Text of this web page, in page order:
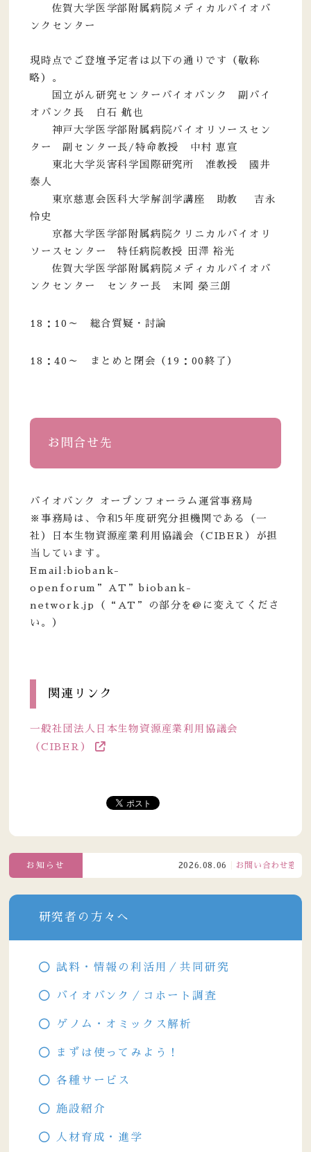
佐賀大学医学部附属病院メディカルバイオバ
ンクセンター
現時点でご登壇予定者は以下の通りです（敬称
略）。
国立がん研究センターバイオバンク 副バイ
オバンク長 白石 航也
神戸大学医学部附属病院バイオリソースセン
ター 副センター長/特命教授 中村 恵宣
東北大学災害科学国際研究所 准教授 國井
泰人
東京慈恵会医科大学解剖学講座 助教 吉永
怜史
京都大学医学部附属病院クリニカルバイオリ
ソースセンター 特任病院教授 田澤 裕光
佐賀大学医学部附属病院メディカルバイオバ
ンクセンター センター長 末岡 榮三朗
18：10～ 総合質疑・討論
18：40～ まとめと閉会（19：00終了）
お問合せ先
バイオバンク オープンフォーラム運営事務局
※事務局は、令和5年度研究分担機関である（一
社）日本生物資源産業利用協議会（CIBER）が担
当しています。
Email:biobank-
openforum”AT”biobank-
network.jp（“AT”の部分を@に変えてくださ
い。）
関連リンク
一般社団法人日本生物資源産業利用協議会
（CIBER）
お知らせ 2026.08.06 お問い合わせ窓口
研究者の方々へ
試料・情報の利活用／共同研究
バイオバンク／コホート調査
ゲノム・オミックス解析
まずは使ってみよう！
各種サービス
施設紹介
人材育成・進学